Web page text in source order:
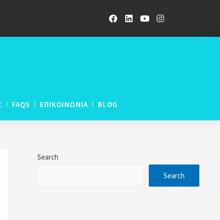
NETWORK LNAT
FAQS ΕΠΙΚΟΙΝΩΝΙΑ BLOG
Search
Search